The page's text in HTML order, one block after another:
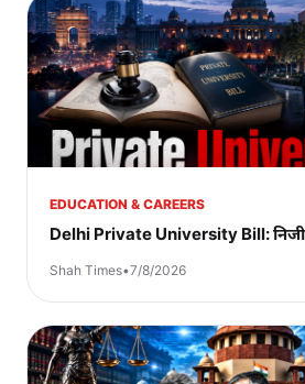
EDUCATION & CAREERS
Delhi Private University Bill: निजी
Shah Times•7/8/2026